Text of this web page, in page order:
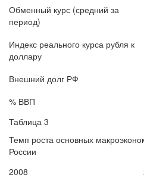
Обменный курс (средний за
период)
Индекс реального курса рубля к
доллару
Внешний долг РФ
% ВВП
Таблица 3
Темп роста основных
России
2008